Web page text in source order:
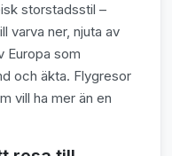
storstadsstil –
varva ner, njuta av
Europa som
och äkta. Flygresor
vill ha mer än en